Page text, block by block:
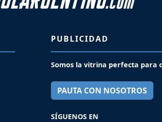
PUBLICIDAD
Somos la vitrina perfecta para
PAUTA CON NOSOTROS
SÍGUENOS EN